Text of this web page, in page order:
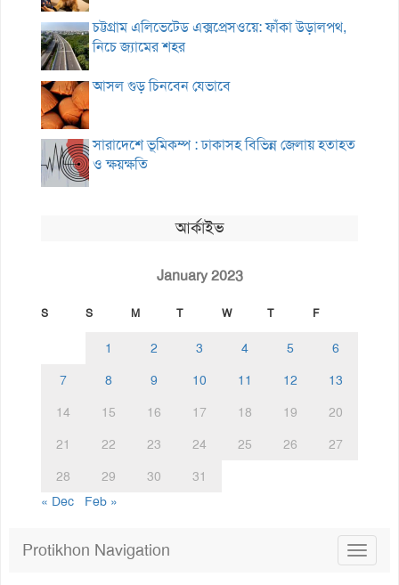
চট্টগ্রাম এলিভেটেড এক্সপ্রেসওয়ে: ফাঁকা উড়ালপথ,
নিচে জ্যামের শহর
আসল গুড় চিনবেন যেভাবে
সারাদেশে ভূমিকম্প : ঢাকাসহ বিভিন্ন জেলায় হতাহত
ও ক্ষয়ক্ষতি
আর্কাইভ
January 2023
S S M T W T F
1 2 3 4 5
6
7
8 9 10 11 12
13
14
15 16 17 18 19
20
21
22 23 24 25 26
27
28
29 30
31
« Dec
Feb »
Toggle
Protikhon Navigation